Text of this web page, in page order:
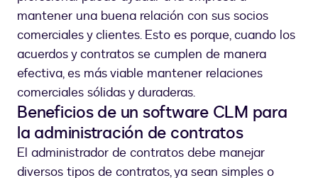
mantener una buena relación con sus socios
comerciales y clientes. Esto es porque, cuando los
acuerdos y contratos se cumplen de manera
efectiva, es más viable mantener relaciones
comerciales sólidas y duraderas.
Beneficios de un software CLM para
la administración de contratos
El administrador de contratos debe manejar
diversos tipos de contratos, ya sean simples o